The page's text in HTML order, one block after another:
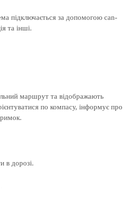
підключається за допомогою can-
та інші.
маршрут та відображають
по компасу, інформує про
в дорозі.